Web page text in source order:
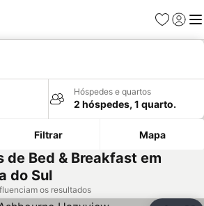
Favoritos
Iniciar
Hóspedes e quartos
2 hóspedes, 1 quarto.
Filtrar Mapa
de Bed & Breakfast em
do Sul
os resultados